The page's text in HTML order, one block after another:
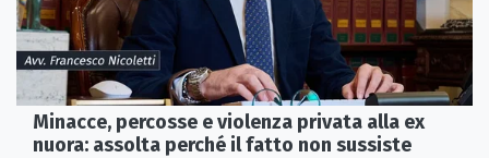
Minacce, percosse e violenza privata alla ex
nuora: assolta perché il fatto non sussiste